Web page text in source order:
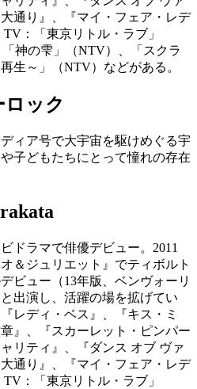
通り』、『マイ・フェア・レデ
：「東京リトル・ラブ」
神の雫」（NTV）、「スクラ
生～」（NTV）などがある。
ック
ィア号で大宇宙を駆けめぐる宇
子どもたちにとって憧れの存在
ドラマで俳優デビュー。2011
＆ジュリエット』でティボルト
ビュー（13年版、ベンヴォーリ
出演し、活躍の場を拡げてい
レディ・ベス』、『キス・ミ
』、『スカーレット・ピンパー
リティ』、『ダンス オブ ヴァ
通り』、『マイ・フェア・レデ
：「東京リトル・ラブ」